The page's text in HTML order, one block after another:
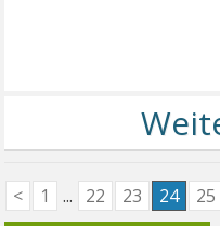
< 1 ... 22 23 24 25